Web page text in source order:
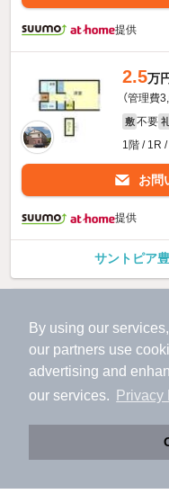
By using our
our partners use
advertising and
our services.
Privacy
アプリに切り替え
会員登録なしですぐ
提供
2.5万
（管理費
敷 不要
1階 / 1R
お問
提供
サントピア